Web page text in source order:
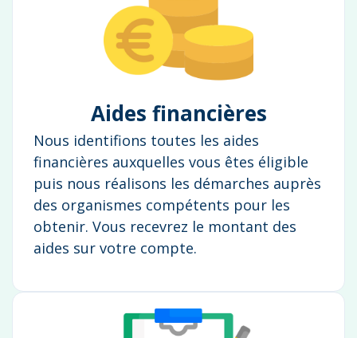
Aides financières
Nous identifions toutes les aides
financières auxquelles vous êtes éligible
puis nous réalisons les démarches auprès
des organismes compétents pour les
obtenir. Vous recevrez le montant des
aides sur votre compte.